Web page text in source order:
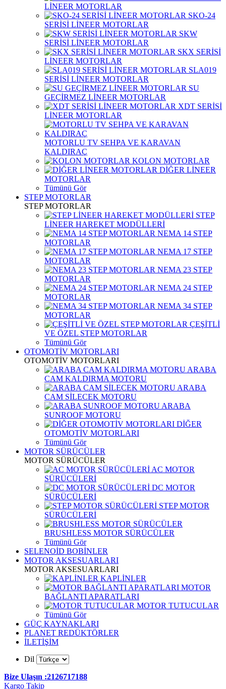
LİNEER MOTORLAR
SKO-24
SERİSİ LİNEER MOTORLAR
SKW
SERİSİ LİNEER MOTORLAR
SKX SERİSİ
LİNEER MOTORLAR
SLA019
SERİSİ LİNEER MOTORLAR
SU
GEÇİRMEZ LİNEER MOTORLAR
XDT SERİSİ
LİNEER MOTORLAR
MOTORLU TV SEHPA VE KARAVAN
KALDIRAÇ
KOLON MOTORLAR
DİĞER LİNEER
MOTORLAR
Tümünü Gör
STEP MOTORLAR
STEP MOTORLAR
STEP
LİNEER HAREKET MODÜLLERİ
NEMA 14 STEP
MOTORLAR
NEMA 17 STEP
MOTORLAR
NEMA 23 STEP
MOTORLAR
NEMA 24 STEP
MOTORLAR
NEMA 34 STEP
MOTORLAR
ÇEŞİTLİ
VE ÖZEL STEP MOTORLAR
Tümünü Gör
OTOMOTİV MOTORLARI
OTOMOTİV MOTORLARI
ARABA
CAM KALDIRMA MOTORU
ARABA
CAM SİLECEK MOTORU
ARABA
SUNROOF MOTORU
DİĞER
OTOMOTİV MOTORLARI
Tümünü Gör
MOTOR SÜRÜCÜLER
MOTOR SÜRÜCÜLER
AC MOTOR
SÜRÜCÜLERİ
DC MOTOR
SÜRÜCÜLERİ
STEP MOTOR
SÜRÜCÜLERİ
BRUSHLESS MOTOR SÜRÜCÜLER
Tümünü Gör
SELENOİD BOBİNLER
MOTOR AKSESUARLARI
MOTOR AKSESUARLARI
KAPLİNLER
MOTOR
BAĞLANTI APARATLARI
MOTOR TUTUCULAR
Tümünü Gör
GÜÇ KAYNAKLARI
PLANET REDÜKTÖRLER
İLETİŞİM
Dil
Bize Ulaşın :2126717188
Kargo Takip